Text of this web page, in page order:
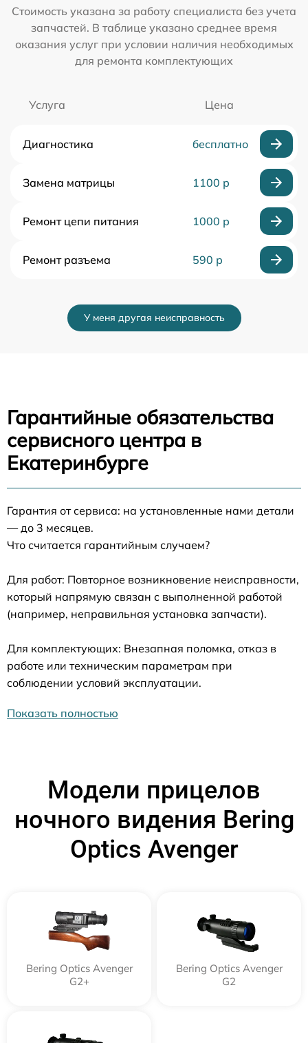
Стоимость указана за работу специалиста без учета
запчастей. В таблице указано среднее время
оказания услуг при условии наличия необходимых
для ремонта комплектующих
Услуга Цена
Диагностика бесплатно
Замена матрицы 1100 р
Ремонт цепи питания 1000 р
Ремонт разъема 590 р
У меня другая неисправность
Гарантийные обязательства
сервисного центра в
Екатеринбурге
Гарантия от сервиса: на установленные нами детали
— до 3 месяцев.
Что считается гарантийным случаем?
Для работ: Повторное возникновение неисправности,
который напрямую связан с выполненной работой
(например, неправильная установка запчасти).
Для комплектующих: Внезапная поломка, отказ в
работе или техническим параметрам при
соблюдении условий эксплуатации.
Показать полностью
Модели прицелов
ночного видения Bering
Optics Avenger
Bering Optics Avenger
G2+
Bering Optics Avenger
G2